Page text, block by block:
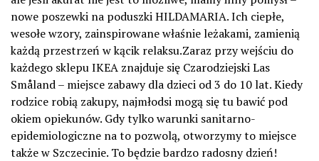
nowe poszewki na poduszki HILDAMARIA. Ich ciepłe,
wesołe wzory, zainspirowane właśnie leżakami, zamienią
każdą przestrzeń w kącik relaksu.Zaraz przy wejściu do
każdego sklepu IKEA znajduje się Czarodziejski Las
Småland – miejsce zabawy dla dzieci od 3 do 10 lat. Kiedy
rodzice robią zakupy, najmłodsi mogą się tu bawić pod
okiem opiekunów. Gdy tylko warunki sanitarno-
epidemiologiczne na to pozwolą, otworzymy to miejsce
także w Szczecinie. To będzie bardzo radosny dzień!